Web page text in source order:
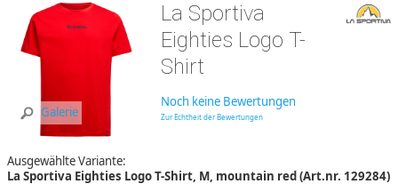
Entdecken
Hilfe, Kontakt
Galerie
La Sportiva
Eighties Logo T-
Shirt
Noch keine Bewertungen
Zur Echtheit der Bewertungen
Ausgewählte Variante:
La Sportiva Eighties Logo T-Shirt, M, mountain red (Art.nr. 129284)